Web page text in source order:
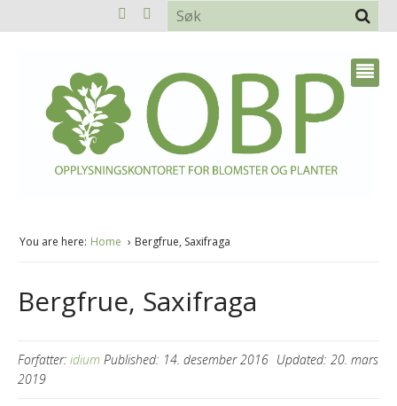
You are here: Home Bergfrue, Saxifraga
Bergfrue, Saxifraga
Forfatter: idium Published: 14. desember 2016 Updated: 20. mars
2019